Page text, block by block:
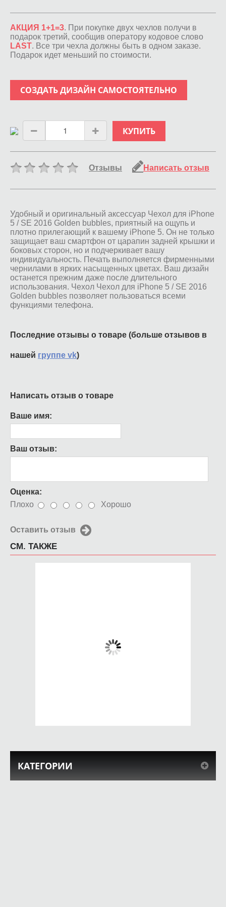
АКЦИЯ 1+1=3. При покупке двух чехлов получи в
подарок третий, сообщив оператору кодовое слово
LAST. Все три чехла должны быть в одном заказе.
Подарок идет меньший по стоимости.
СОЗДАТЬ ДИЗАЙН САМОСТОЯТЕЛЬНО
КУПИТЬ
Отзывы Написать отзыв
Удобный и оригинальный аксессуар Чехол для iPhone
5 / SE 2016 Golden bubbles, приятный на ощупь и
плотно прилегающий к вашему iPhone 5. Он не только
защищает ваш смартфон от царапин задней крышки и
боковых сторон, но и подчеркивает вашу
индивидуальность. Печать выполняется фирменными
чернилами в ярких насыщенных цветах. Ваш дизайн
останется прежним даже после длительного
использования. Чехол Чехол для iPhone 5 / SE 2016
Golden bubbles позволяет пользоваться всеми
функциями телефона.
Последние отзывы о товаре (больше отзывов в
нашей группе vk)
Написать отзыв о товаре
Ваше имя:
Ваш отзыв:
Оценка:
Плохо
Хорошо
Оставить отзыв
СМ. ТАКЖЕ
КАТЕГОРИИ